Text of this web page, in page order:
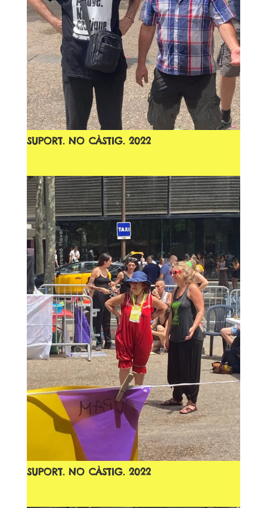
SUPORT. NO CÀSTIG. 2022
SUPORT. NO CÀSTIG. 2022